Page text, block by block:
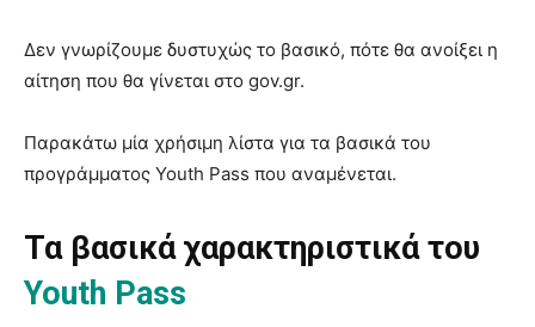
Δεν γνωρίζουμε δυστυχώς το βασικό, πότε θα ανοίξει η
αίτηση που θα γίνεται στο gov.gr.
Παρακάτω μία χρήσιμη λίστα για τα βασικά του
προγράμματος Youth Pass που αναμένεται.
Τα βασικά χαρακτηριστικά του
Youth Pass